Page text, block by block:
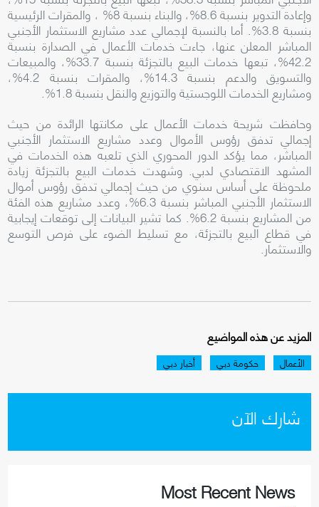
وإعادة التدوير بنسبة 8.6%، والبناء بنسبة 8% ، والمقرات الرئيسية
بنسبة 3.8%. أما بالنسبة لإجمالي عدد مشاريع الاستثمار الأجنبي
المباشر المعلن عنها، جاءت خدمات الأعمال في الصدارة بنسبة
42.2%، تبعها خدمات البيع بالتجزئة بنسبة 33.7%، والمبيعات
والتسويق والدعم بنسبة 14.3%، والمقرات بنسبة 4.2%،
ومشاريع الخدمات اللوجستية والتوزيع والنقل بنسبة 1.8%.
وحافظت شريحة خدمات الأعمال على مكانتها الرائدة من حيث
إجمالي تدفق رؤوس الأموال وعدد مشاريع الاستثمار الأجنبي
المباشر، مما يؤكد الدور المحوري الذي تلعبه هذه الخدمات في
المشهد الاقتصادي لدبي. وشهدت خدمات البيع بالتجزئة زيادة
ملحوظة على أساس سنوي من حيث إجمالي تدفق رؤوس أموال
الاستثمار الأجنبي المباشر بنسبة 6.3%، وعدد مشاريع هذه الفئة
من المشاريع بنسبة 6.2%. كما تشير البيانات إلى توقعات إيجابية
في قطاع البيع بالتجزئة، مع تسليط الضوء على فرص التوسع
والاستثمار.
المزيد عن هذه المواضيع
الأعمال حكومة دبي أخبار دبي
شارك الآن
Most Recent News